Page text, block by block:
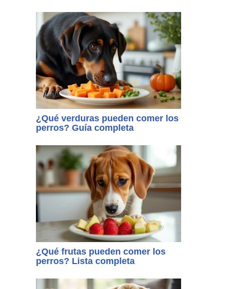
¿Qué verduras pueden comer los
perros? Guía completa
¿Qué frutas pueden comer los
perros? Lista completa